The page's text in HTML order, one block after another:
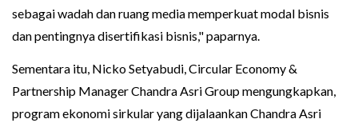
sebagai wadah dan ruang media memperkuat modal bisnis
dan pentingnya disertifikasi bisnis," paparnya.
Sementara itu, Nicko Setyabudi, Circular Economy &
Partnership Manager Chandra Asri Group mengungkapkan,
program ekonomi sirkular yang dijalaankan Chandra Asri